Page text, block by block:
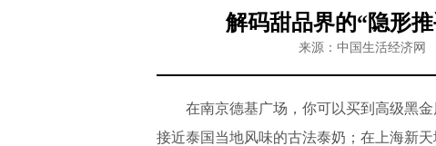
解码甜品界的“隐形
来源：中国生活经济
在南京德基广场，你可以买到高级黑金
接近泰国当地风味的古法泰奶；在上海新